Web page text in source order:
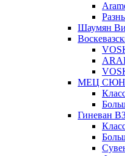
Шаумян
МЕЦ
Гиневан